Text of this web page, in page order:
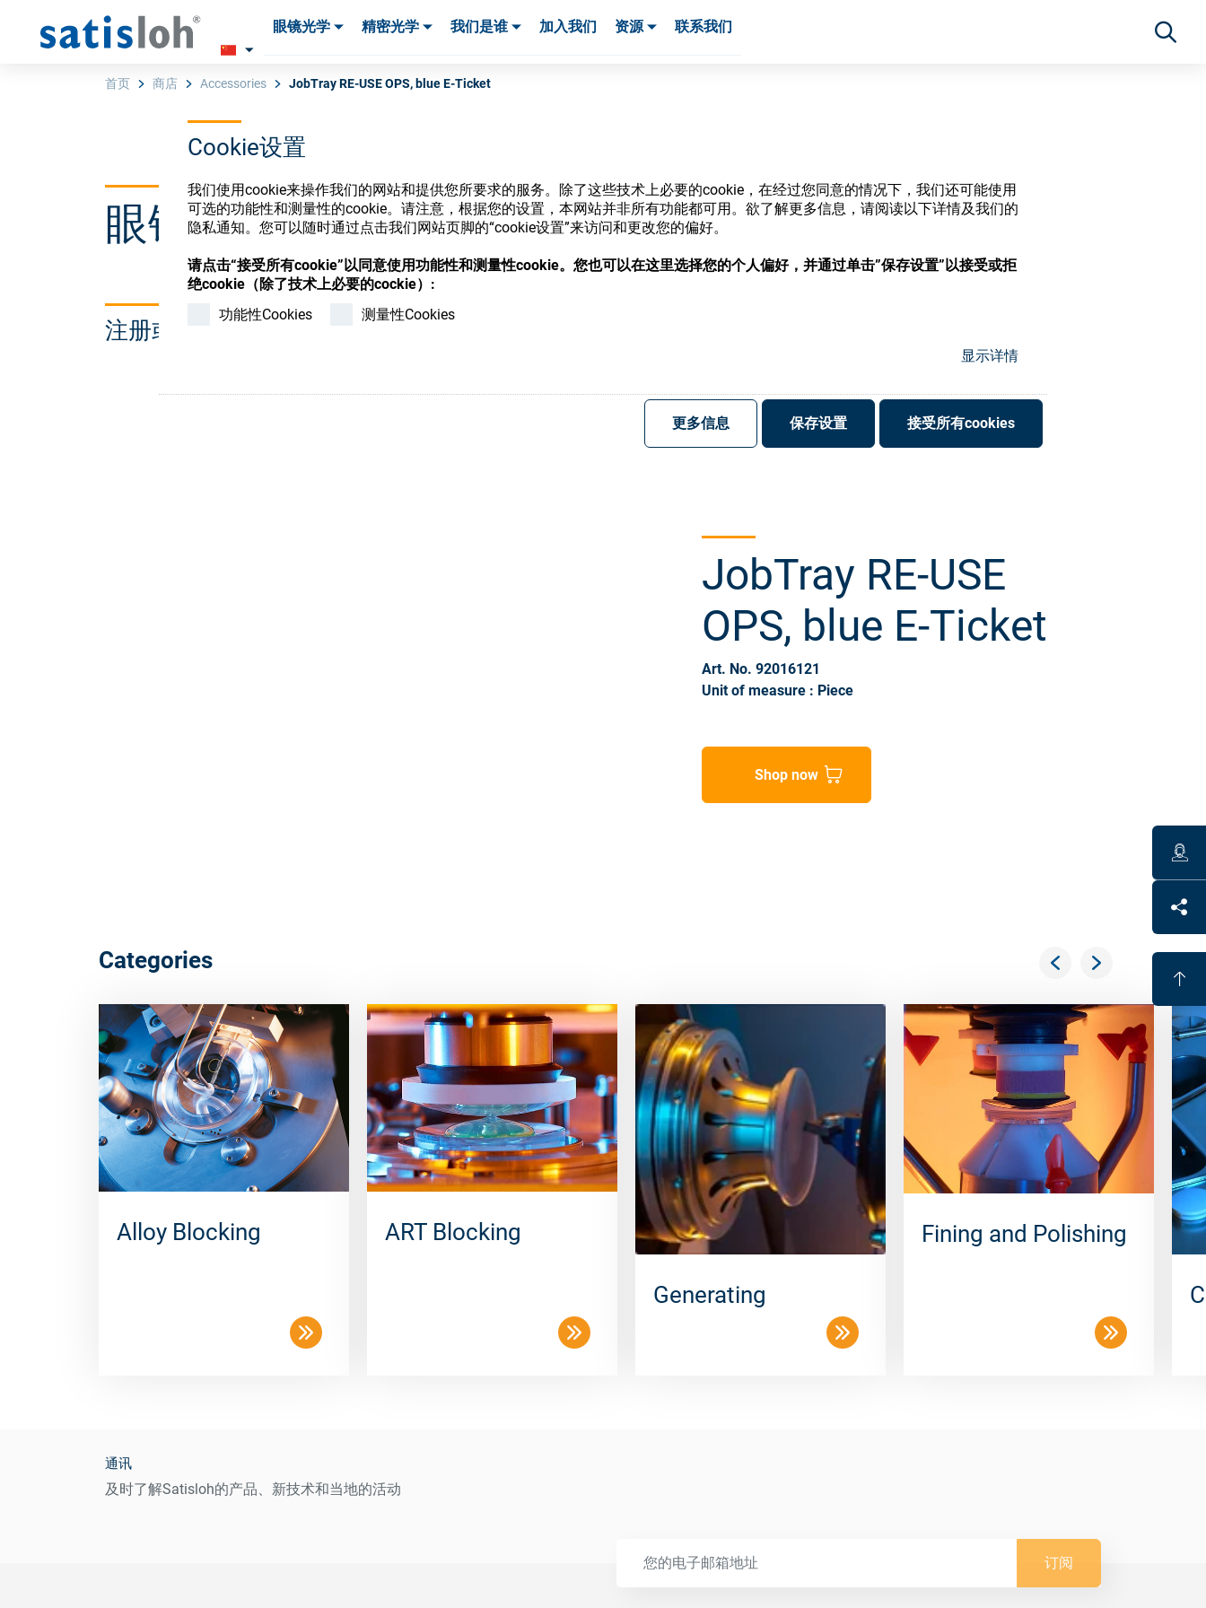
Cookie设置
我们使用cookie来操作我们的网站和提供您所要求的服务。除了这些技术上必要的cookie，在经过您同意的情况下，我们还可能使用
可选的功能性和测量性的cookie。请注意，根据您的设置，本网站并非所有功能都可用。欲了解更多信息，请阅读以下详情及我们的
隐私通知。您可以随时通过点击我们网站页脚的“cookie设置”来访问和更改您的偏好。
请点击“接受所有cookie”以同意使用功能性和测量性cookie。您也可以在这里选择您的个人偏好，并通过单击”保存设置”以接受或拒
绝cookie（除了技术上必要的cockie）:
功能性Cookies
测量性Cookies
显示详情
更多信息 保存设置 接受所有cookies
眼镜光学 精密光学 我们是谁 加入我们 资源 联系我们
首页 商店 Accessories JobTray RE-USE OPS, blue E-Ticket
眼镜光学耗材商店
注册或登录以访问您的帐户，并了解我们的各种眼镜光学耗材
登录
JobTray RE-USE
OPS, blue E-Ticket
Art. No. 92016121
Unit of measure : Piece
Shop now
Categories
Alloy Blocking ART Blocking
Generating
Fining and Polishing
通讯
及时了解Satisloh的产品、新技术和当地的活动
订阅